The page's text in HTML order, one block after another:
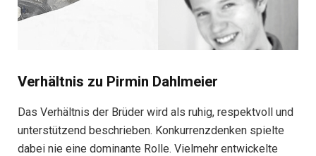
Verhältnis zu Pirmin Dahlmeier
Das Verhältnis der Brüder wird als ruhig, respektvoll und
unterstützend beschrieben. Konkurrenzdenken spielte
dabei nie eine dominante Rolle. Vielmehr entwickelte